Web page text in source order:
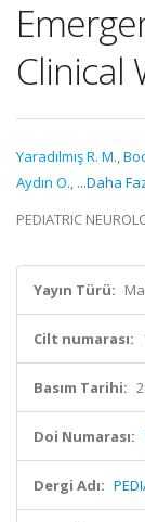
Clinical
Yaradılmış R. M.,
Aydın O., ...Daha
PEDIATRIC
Yayın Türü:
Cilt numarası:
Basım Tarihi:
Doi Numarası:
Dergi Adı: